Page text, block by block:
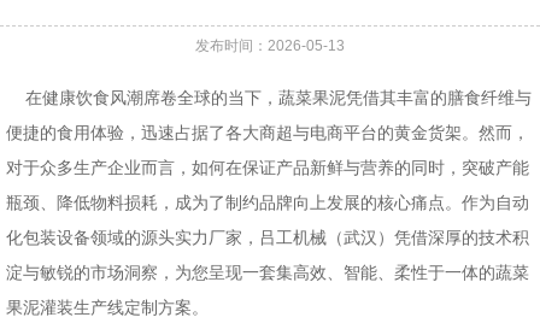
发布时间：2026-05-13
在健康饮食风潮席卷全球的当下，蔬菜果泥凭借其丰富的膳食纤维与
便捷的食用体验，迅速占据了各大商超与电商平台的黄金货架。然而，
对于众多生产企业而言，如何在保证产品新鲜与营养的同时，突破产能
瓶颈、降低物料损耗，成为了制约品牌向上发展的核心痛点。作为自动
化包装设备领域的源头实力厂家，吕工机械（武汉）凭借深厚的技术积
淀与敏锐的市场洞察，为您呈现一套集高效、智能、柔性于一体的蔬菜
果泥灌装生产线定制方案。